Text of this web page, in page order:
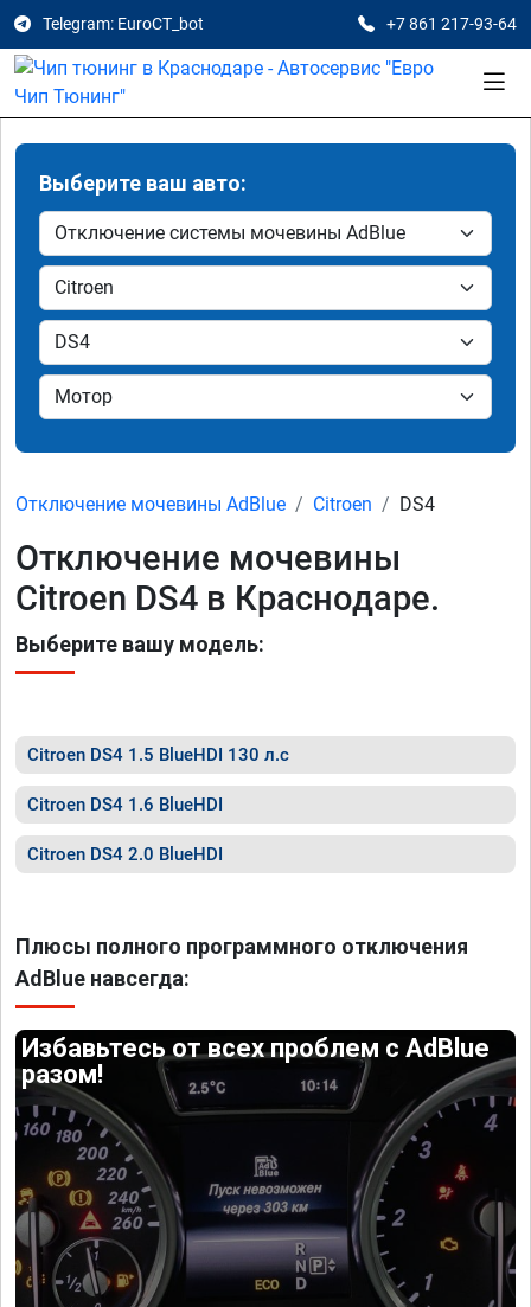
Telegram: EuroCT_bot +7 861 217-93-64
Выберите ваш авто:
Отключение мочевины AdBlue Citroen DS4
Отключение мочевины
Citroen DS4 в Краснодаре.
Выберите вашу модель:
Citroen DS4 1.5 BlueHDI 130 л.с
Citroen DS4 1.6 BlueHDI
Citroen DS4 2.0 BlueHDI
Плюсы полного программного отключения
AdBlue навсегда:
Избавьтесь от всех проблем с AdBlue
разом!